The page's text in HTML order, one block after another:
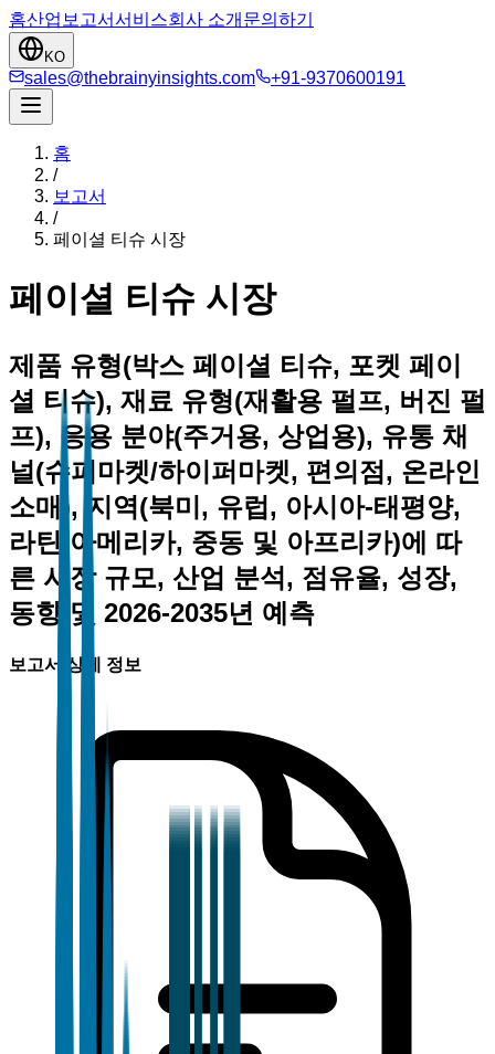
홈산업 보고서서비스회사 소개 문의하기
KO
sales@thebrainyinsights.com +91-9370600191
홈
/
보고서
/
페이셜 티슈 시장
페이셜 티슈 시장
제품 유형(박스 페이셜 티슈, 포켓 페이
셜 티슈), 재료 유형(재활용 펄프, 버진 펄
프), 응용 분야(주거용, 상업용), 유통 채
널(슈퍼마켓/하이퍼마켓, 편의점, 온라인
소매), 지역(북미, 유럽, 아시아-태평양,
라틴 아메리카, 중동 및 아프리카)에 따
른 시장 규모, 산업 분석, 점유율, 성장,
동향 및 2026-2035년 예측
보고서 상세 정보